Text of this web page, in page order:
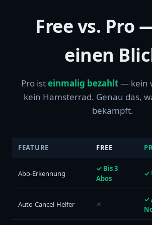
Free vs. Pro
einen
Pro isteinmalig bezahlt— kein
kein Hamsterrad. Genau das,
bekämpft.
FEATURE FREE
Abo-Erkennung
✓ Bis 3
Abos
✓
Auto-Cancel-Helfer ✕
✓